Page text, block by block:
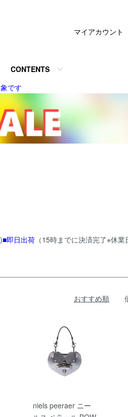
CONTENTS
マイアカウント
です
■即日出荷（15時までに決済完了※休業
おすすめ順
niels peeraer ニー